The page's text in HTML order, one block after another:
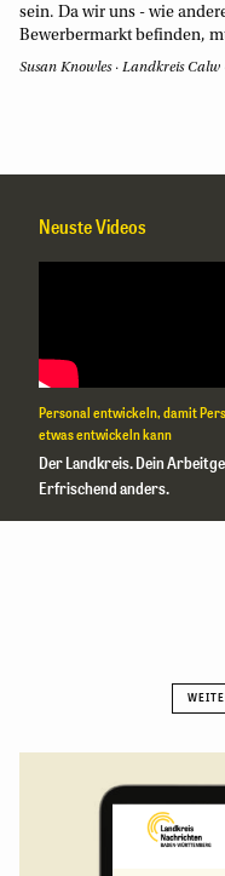
sein. Da wir uns - wie
Bewerbermarkt befinden,
Susan Knowles· Landkreis Calw
Neuste Videos
Personal entwickeln, damit
etwas entwickeln kann
Der Landkreis. Dein
Erfrischend anders.